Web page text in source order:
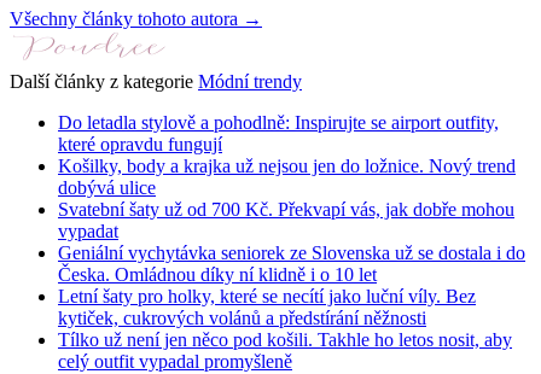
Všechny články tohoto autora →
Další články z kategorie Módní trendy
Do letadla stylově a pohodlně: Inspirujte se airport outfity,
které opravdu fungují
Košilky, body a krajka už nejsou jen do ložnice. Nový trend
dobývá ulice
Svatební šaty už od 700 Kč. Překvapí vás, jak dobře mohou
vypadat
Geniální vychytávka seniorek ze Slovenska už se dostala i do
Česka. Omládnou díky ní klidně i o 10 let
Letní šaty pro holky, které se necítí jako luční víly. Bez
kytiček, cukrových volánů a předstírání něžnosti
Tílko už není jen něco pod košili. Takhle ho letos nosit, aby
celý outfit vypadal promyšleně